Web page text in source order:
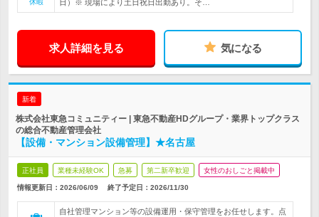
休暇
日）※ 現場により土日祝日出勤あり。そ…
求人詳細を見る 気になる
新着
株式会社東急コミュニティー | 東急不動産HDグループ・業界トップクラス
の総合不動産管理会社
【設備・マンション設備管理】★名古屋
正社員 業種未経験OK 急募 第二新卒歓迎 女性のおしごと掲載中
情報更新日：2026/06/09 終了予定日： 2026/11/30
自社管理マンション等の設備運用・保守管理をお任せします。点